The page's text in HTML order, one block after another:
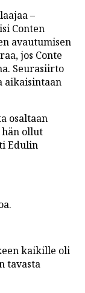
–
Conten
avautumisen
jos Conte
Seurasiirto
aikaisintaan
osaltaan
hän ollut
Edulin
kaikille oli
tavasta